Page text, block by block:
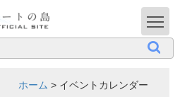
ホーム > イベントカレンダー